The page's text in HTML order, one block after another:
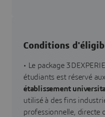
Conditions
• Le package
étudiants est réservé
établissement
utilisé à des fins
professionnelle, directe